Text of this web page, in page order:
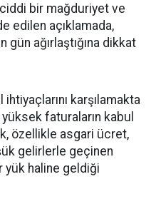
bir mağduriyet ve
edilen açıklamada,
gün ağırlaştığına dikkat
karşılamakta
faturaların kabul
özellikle asgari ücret,
gelirlerle geçinen
yük haline geldiği